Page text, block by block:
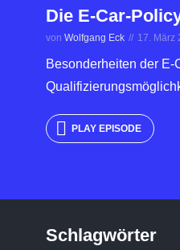
Die E-Car-
von Wolfgang Eck 17. März
Besonderheiten der E-
PLAY EPISODE
Schlagwörter